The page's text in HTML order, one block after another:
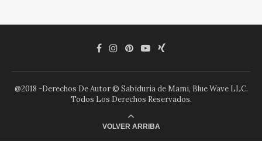
@2018 -Derechos De Autor © Sabiduria de Mami, Blue Wave LLC.
Todos Los Derechos Reservados.
VOLVER ARRIBA